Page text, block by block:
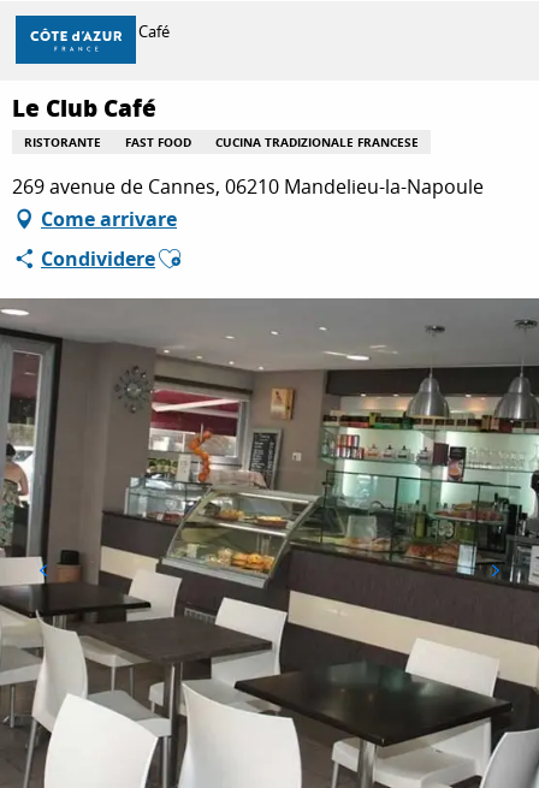
Aller
contenu
principal
SCOPRIRE
PER FARE
SOGGIORNO
Casa Le Club Café
Le Club Café
RISTORANTE FAST FOOD CUCINA TRADIZIONALE FRANCESE
269 avenue de Cannes, 06210 Mandelieu-la-Napoule
Come arrivare
CondividereAjouter aux favoris